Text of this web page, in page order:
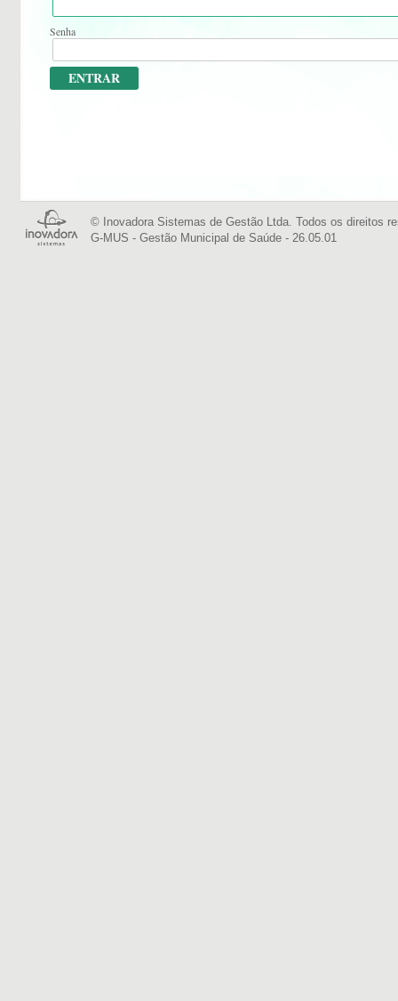
Senha
© Inovadora Sistemas de Gestão Ltda. Todos os direitos
G-MUS - Gestão Municipal de Saúde - 26.05.01